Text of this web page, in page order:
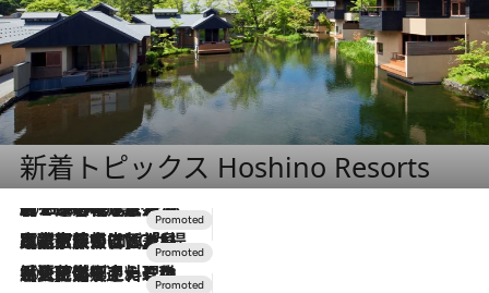
新着トピックス Hoshino Resorts
2026.8.7
【トンボの足水浴】ヒノキの香りに包まれて涼感マックス！約13℃の湧水かけ流しを避暑地「星野温泉 トンボの湯」で体験
2026.7.31
【ホテル帰省】という選択肢をOMOが提案。家族とほどよい距離を保つには「昼は実家、夜は気兼ねなくホテルで！」
2026.7.24
【夏限定ディナーコース】旬を迎える稚鮎や花ズッキーニなどをイタリア・トスカーナの郷土料理の手法で満喫！